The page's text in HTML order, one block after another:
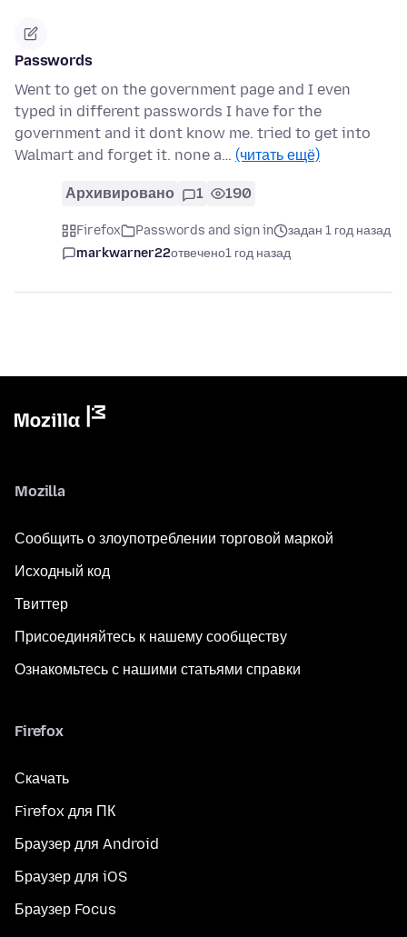
Passwords
Went to get on the government page and I even
typed in different passwords I have for the
government and it dont know me. tried to get into
Walmart and forget it. none a… (читать ещё)
Архивировано 1 190
Firefox Passwords and sign in
задан 1 год назад
markwarner22отвечено1 год назад
Mozilla
Сообщить о злоупотреблении торговой маркой
Исходный код
Твиттер
Присоединяйтесь к нашему сообществу
Ознакомьтесь с нашими статьями справки
Firefox
Скачать
Firefox для ПК
Браузер для Android
Браузер для iOS
Браузер Focus